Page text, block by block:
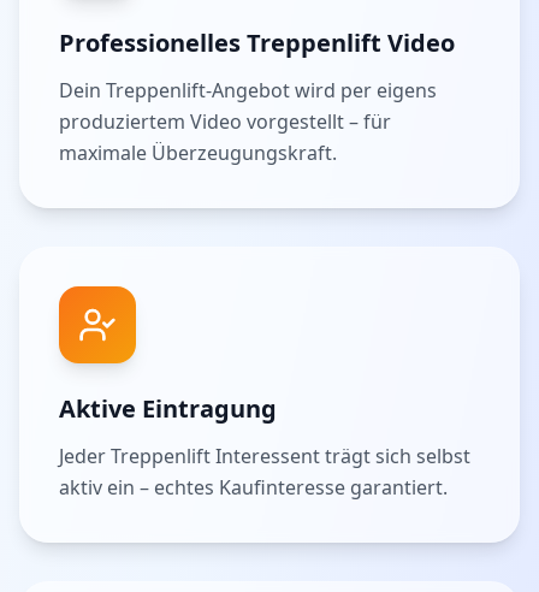
Professionelles Treppenlift Video
Dein Treppenlift-Angebot wird per eigens
produziertem Video vorgestellt – für
maximale Überzeugungskraft.
Aktive Eintragung
Jeder Treppenlift Interessent trägt sich selbst
aktiv ein – echtes Kaufinteresse garantiert.